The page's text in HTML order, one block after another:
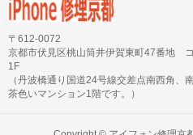
〒612-0072
京都市伏見区桃山筒井伊賀東町47番地
1F
（丹波橋通り国道24号線交差点南西角、
茶色いマンション1階です。）